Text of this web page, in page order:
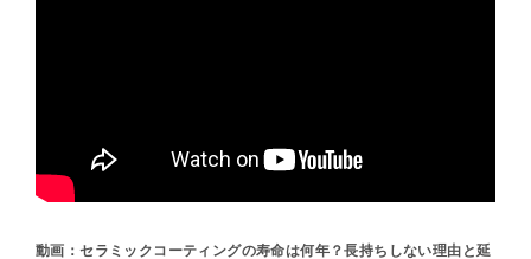
動画：セラミックコーティングの寿命は何年？長持ちしない理由と延